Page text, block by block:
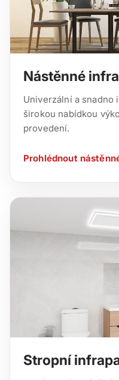
Nástěnné
Univerzální a snadno
širokou nabídkou
provedení.
Prohlédnout
Stropní